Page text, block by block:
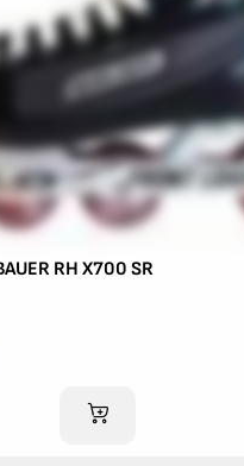
RH X700 SR
AJOUTER AU PANIER